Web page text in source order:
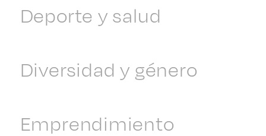
Deporte y salud
Diversidad y género
Emprendimiento